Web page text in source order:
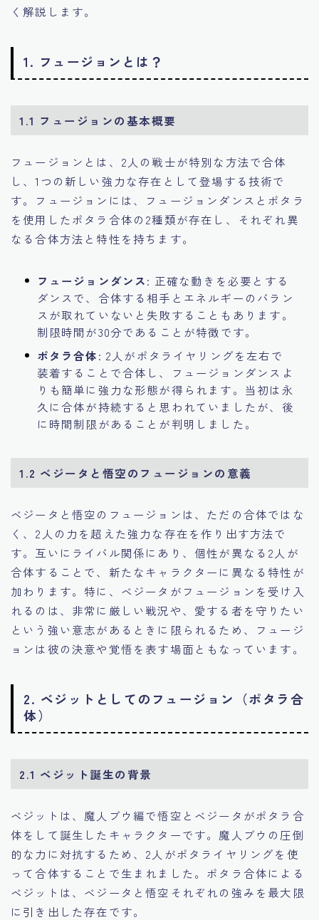
く解説します。
1. フュージョンとは？
1.1 フュージョンの基本概要
フュージョンとは、2人の戦士が特別な方法で合体
し、1つの新しい強力な存在として登場する技術で
す。フュージョンには、フュージョンダンスとポタラ
を使用したポタラ合体の2種類が存在し、それぞれ異
なる合体方法と特性を持ちます。
フュージョンダンス: 正確な動きを必要とする
ダンスで、合体する相手とエネルギーのバラン
スが取れていないと失敗することもあります。
制限時間が30分であることが特徴です。
ポタラ合体: 2人がポタライヤリングを左右で
装着することで合体し、フュージョンダンスよ
りも簡単に強力な形態が得られます。当初は永
久に合体が持続すると思われていましたが、後
に時間制限があることが判明しました。
1.2 ベジータと悟空のフュージョンの意義
ベジータと悟空のフュージョンは、ただの合体ではな
く、2人の力を超えた強力な存在を作り出す方法で
す。互いにライバル関係にあり、個性が異なる2人が
合体することで、新たなキャラクターに異なる特性が
加わります。特に、ベジータがフュージョンを受け入
れるのは、非常に厳しい戦況や、愛する者を守りたい
という強い意志があるときに限られるため、フュージ
ョンは彼の決意や覚悟を表す場面ともなっています。
2. ベジットとしてのフュージョン（ポタラ合
体）
2.1 ベジット誕生の背景
ベジットは、魔人ブウ編で悟空とベジータがポタラ合
体をして誕生したキャラクターです。魔人ブウの圧倒
的な力に対抗するため、2人がポタライヤリングを使
って合体することで生まれました。ポタラ合体による
ベジットは、ベジータと悟空それぞれの強みを最大限
に引き出した存在です。